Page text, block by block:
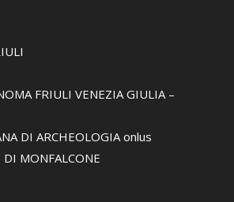
FRIULI VENEZIA GIULIA –
DI ARCHEOLOGIA onlus
MONFALCONE